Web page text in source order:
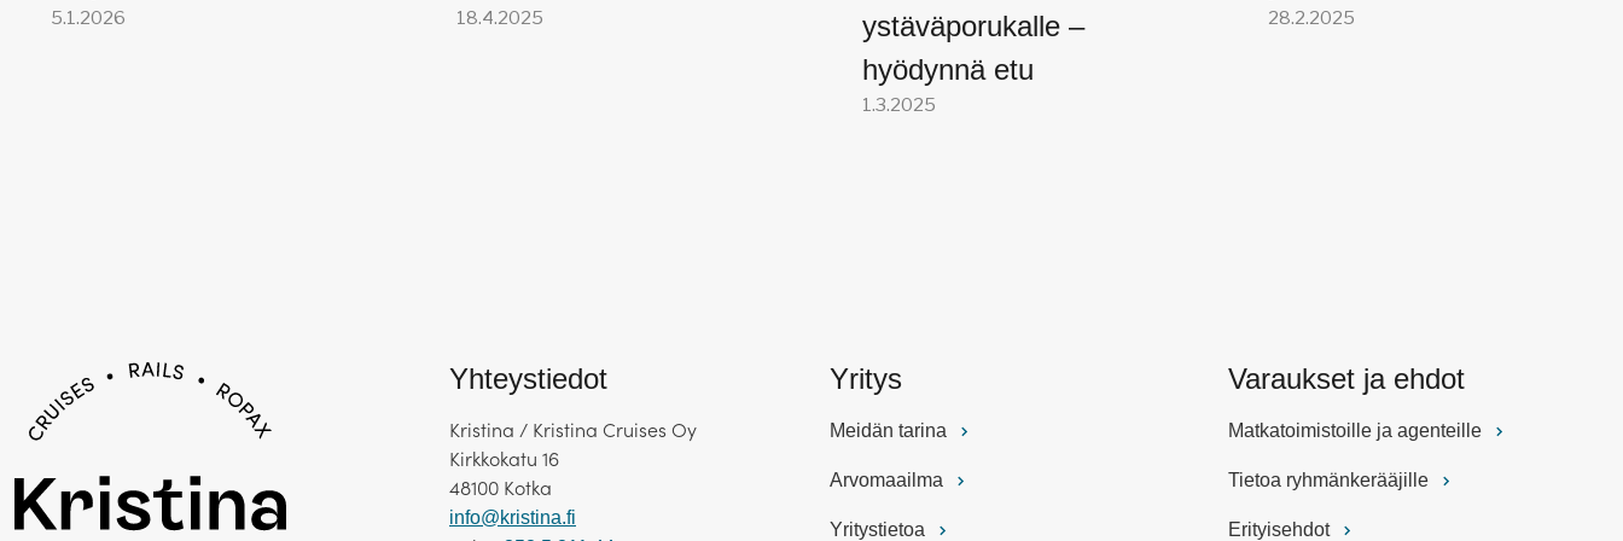
Lisämaksullinen retki:Kölnin kiertoajelu ● sisältyy retkipakettiin, yksittäin ostettuna 51 €
5.1.2026 18.4.2025
ystäväporukalle –
hyödynnä etu
1.3.2025
28.2.2025
Yhteystiedot
Kristina / Kristina Cruises Oy
Kirkkokatu 16
48100 Kotka
info@kristina.fi
Yritys
Meidän tarina
Arvomaailma
Yritystietoa
Varaukset ja ehdot
Matkatoimistoille ja agenteille
Tietoa ryhmänkerääjille
Erityisehdot